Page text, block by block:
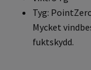
Tyg:
Mycket
fuktskydd.